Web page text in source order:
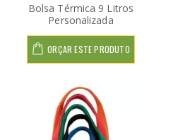
Bolsa Térmica 9 Litros
Personalizada
ORÇAR ESTE PRODUTO